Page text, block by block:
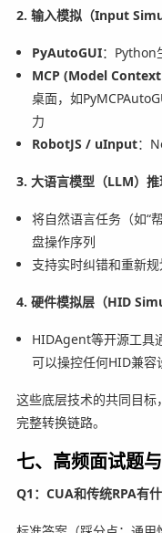
2. 输入模拟（Input
PyAutoGUI：Python
MCP (Model
桌面，如
力
RobotJS / uInput：
3. 大语言模型（LLM）推
将自然语言任务（如“
盘操作序列
支持实时纠错和重新
4. 硬件模拟层（HID
HIDAgent等开源工具
可以操控任何HID兼容
这些底层技术的共同目标
完整转换链路。
七、高频面试题
Q1：CUA和传统RPA有什